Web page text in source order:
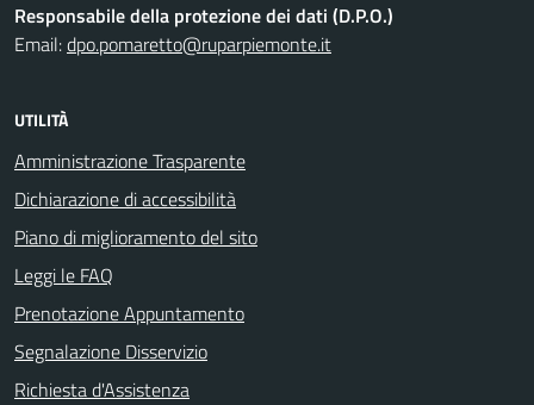
Responsabile della protezione dei dati (D.P.O.)
Email:dpo.pomaretto@ruparpiemonte.it
UTILITÀ
Amministrazione Trasparente
Dichiarazione di accessibilità
Piano di miglioramento del sito
Leggi le FAQ
Prenotazione Appuntamento
Segnalazione Disservizio
Richiesta d'Assistenza